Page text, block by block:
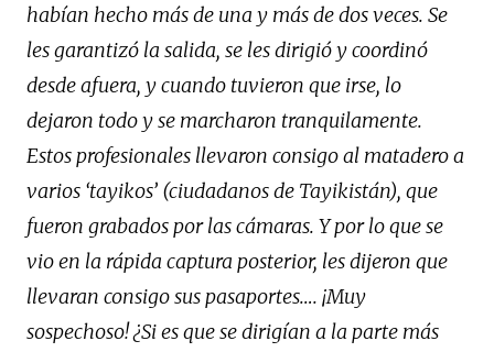
habían hecho más de una y más de dos veces. Se
les garantizó la salida, se les dirigió y coordinó
desde afuera, y cuando tuvieron que irse, lo
dejaron todo y se marcharon tranquilamente.
Estos profesionales llevaron consigo al matadero a
varios ‘tayikos’ (ciudadanos de Tayikistán), que
fueron grabados por las cámaras. Y por lo que se
vio en la rápida captura posterior, les dijeron que
llevaran consigo sus pasaportes…. ¡Muy
sospechoso! ¿Si es que se dirigían a la parte más